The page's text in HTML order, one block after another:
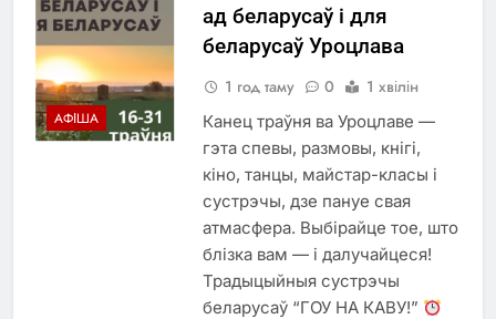
АФІША
ад беларусаў і для
беларусаў Уроцлава
1 год таму 0 1 хвілін
Канец траўня ва Уроцлаве —
гэта спевы, размовы, кнігі,
кіно, танцы, майстар-класы і
сустрэчы, дзе пануе свая
атмасфера. Выбірайце тое, што
блізка вам — і далучайцеся!
Традыцыйныя сустрэчы
беларусаў “ГОУ НА КАВУ!”